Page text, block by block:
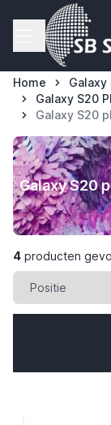
Ga naar de inhoud
Home
Galaxy
Galaxy S20
Galaxy S20
Galaxy S20
4 producten